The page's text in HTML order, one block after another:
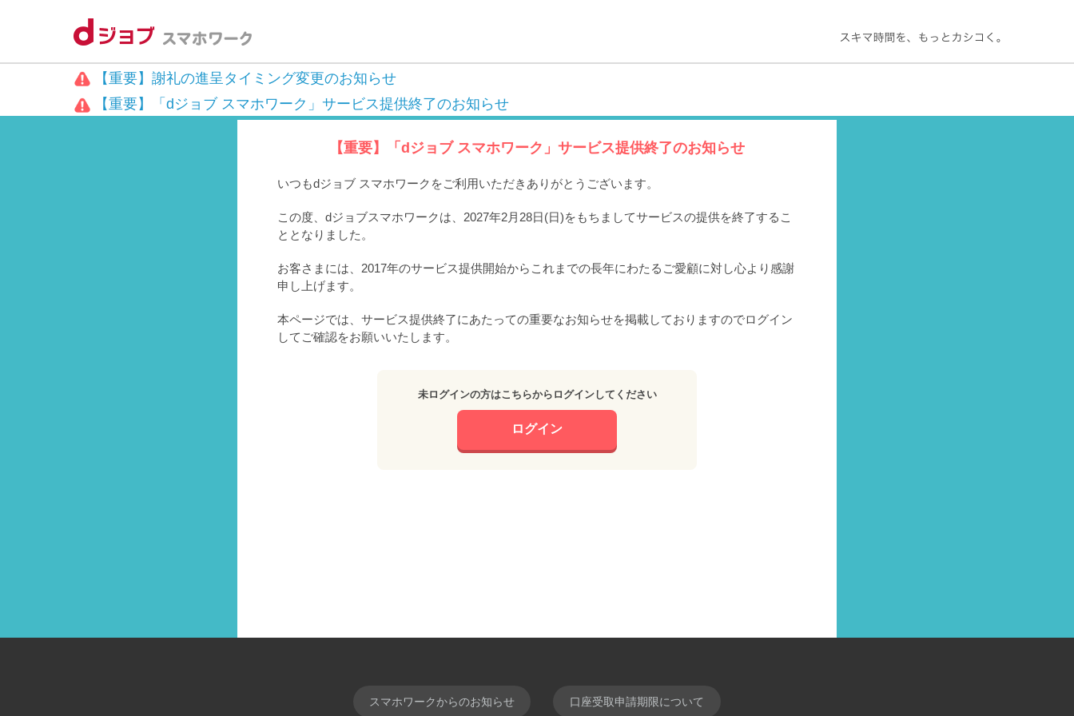
【重要】謝礼の進呈タイミング変更のお知らせ
【重要】「dジョブ スマホワーク」サービス提供終了のお知らせ
【重要】「dジョブ スマホワーク」サービス提供終了のお知らせ
いつもdジョブ スマホワークをご利用いただきありがとうございます。
この度、dジョブスマホワークは、2027年2月28日(日)をもちましてサービスの提供を終了するこ
ととなりました。
お客さまには、2017年のサービス提供開始からこれまでの長年にわたるご愛顧に対し心より感謝
申し上げます。
本ページでは、サービス提供終了にあたっての重要なお知らせを掲載しておりますのでログイン
してご確認をお願いいたします。
未ログインの方はこちらからログインしてください
ログイン
スマホワークからのお知らせ 口座受取申請期限について